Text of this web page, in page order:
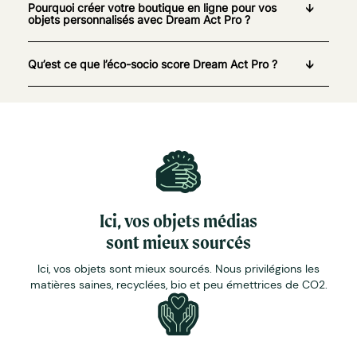
Pourquoi créer votre boutique en ligne pour vos
objets personnalisés avec Dream Act Pro ?
Qu’est ce que l’éco-socio score Dream Act Pro ?
Ici, vos objets médias
sont mieux sourcés
Ici, vos objets sont mieux sourcés. Nous privilégions les
matières saines, recyclées, bio et peu émettrices de CO2.